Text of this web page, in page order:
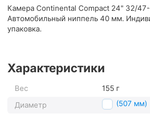
Камера Continental Compact 24" 32/
Автомобильный ниппель 40 мм.
упаковка.
Характеристики
Вес
155 г
Диаметр
24" (507 мм)